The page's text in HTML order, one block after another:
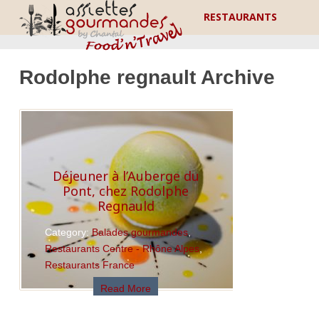
RESTAURANTS
Rodolphe regnault Archive
Déjeuner à l’Auberge du
Pont, chez Rodolphe
Regnauld
Category: Balades gourmandes,
Restaurants Centre - Rhône Alpes,
Restaurants France
Read More